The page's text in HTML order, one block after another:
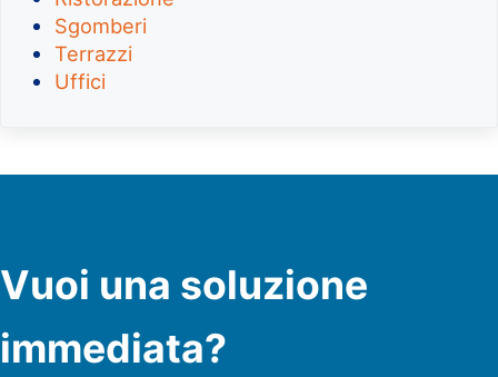
Sgomberi
Terrazzi
Uffici
Vuoi una soluzione
immediata?